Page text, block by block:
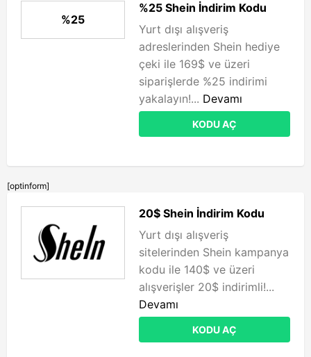
%25
%25 Shein İndirim Kodu
Yurt dışı alışveriş
adreslerinden Shein hediye
çeki ile 169$ ve üzeri
siparişlerde %25 indirimi
yakalayın!... Devamı
KODU AÇ
[optinform]
20$ Shein İndirim Kodu
Yurt dışı alışveriş
sitelerinden Shein kampanya
kodu ile 140$ ve üzeri
alışverişler 20$ indirimli!...
Devamı
KODU AÇ